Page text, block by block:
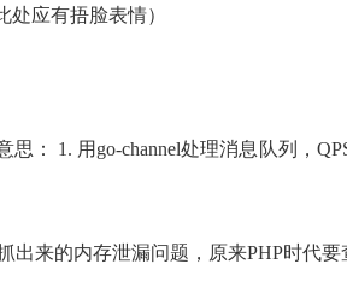
应有捂脸表情）
： 1. 用go-channel处理消息队列，
出来的内存泄漏问题，原来PHP时代要